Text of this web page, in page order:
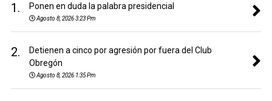
1. Ponen en duda la palabra presidencial
Agosto 8, 2026 3:23 Pm
2.
Detienen a cinco por agresión por fuera del Club
Obregón
Agosto 8, 2026 1:35 Pm